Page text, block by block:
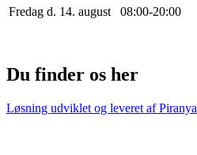
Fredag d. 14. august 08:00-20:00
Du finder os her
Løsning udviklet og leveret afPiranya